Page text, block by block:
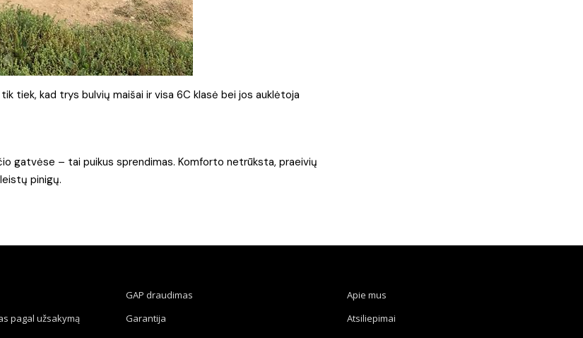
tiek, kad trys bulvių maišai ir visa 6C klasė bei jos auklėtoja
gatvėse – tai puikus sprendimas. Komforto netrūksta, praeivių
pinigų.
pagal užsakymą
GAP draudimas
Garantija
Apie mus
Atsiliepimai